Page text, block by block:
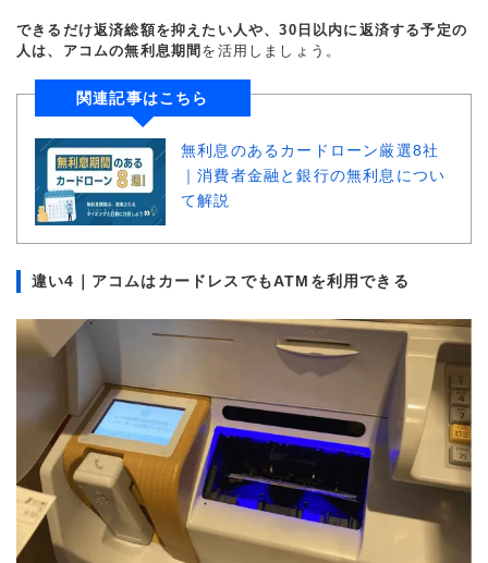
できるだけ返済総額を抑えたい人や、30日以内に返済する予定の
人は、アコムの無利息期間 を活用しましょう。
関連記事はこちら
無利息のあるカードローン厳選8社
｜消費者金融と銀行の無利息につい
て解説
違い4｜アコムはカードレスでもATMを利用できる